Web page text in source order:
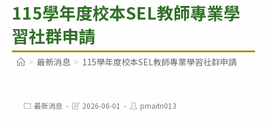
115學年度校本SEL教師專業學
習社群申請
> 最新消息 > 115學年度校本SEL教師專業學習社群申請
Post最新消息
Post2026-06-01
Post
author:
pmaitn013